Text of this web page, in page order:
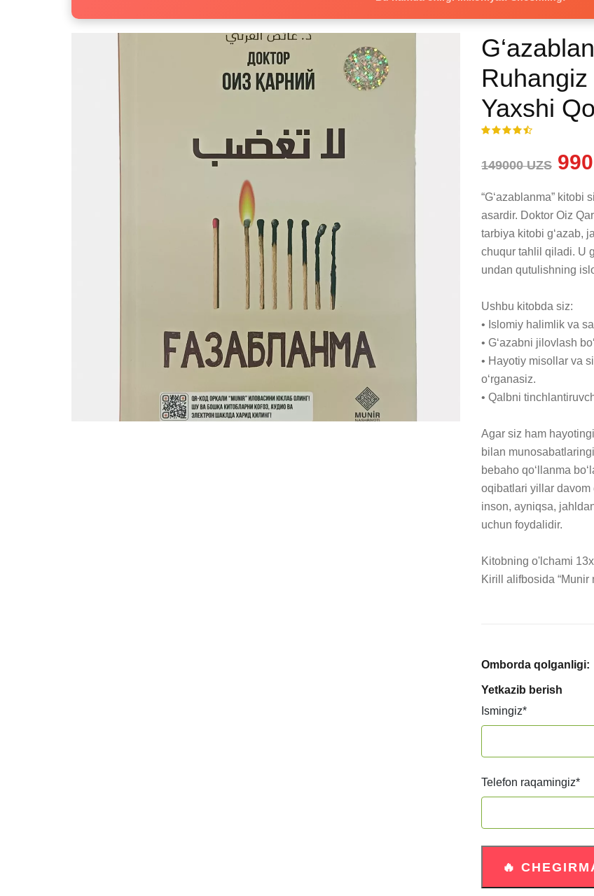
Yaxshi
149000 UZS
“G‘azablanma”
asardir. Doktor Oiz
tarbiya kitobi g‘azab,
chuqur tahlil qiladi. U
undan qutulishning
Ushbu kitobda siz:
• Islomiy halimlik va
• G‘azabni jilovlash
• Hayotiy misollar va
o‘rganasiz.
• Qalbni
Agar siz ham
bilan
bebaho qo‘llanma
oqibatlari yillar
inson, ayniqsa,
uchun foydalidir.
Kitobning o'lchami
Kirill alifbosida “Munir
Omborda qolganligi:
Yetkazib berish
Ismingiz*
Telefon raqamingiz*